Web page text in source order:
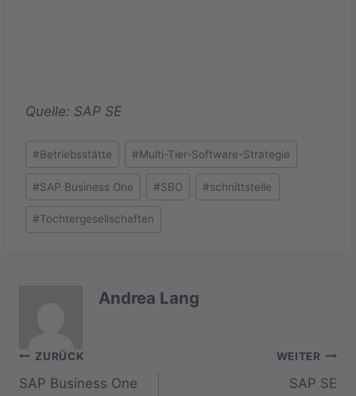
Quelle: SAP SE
Schlagworte:
#Betriebsstätte #Multi-Tier-Software-Strategie
#SAP Business One #SBO #schnittstelle
#Tochtergesellschaften
Andrea Lang
Beitragsnavigation
ZURÜCK
SAP Business One
WEITER
SAP SE